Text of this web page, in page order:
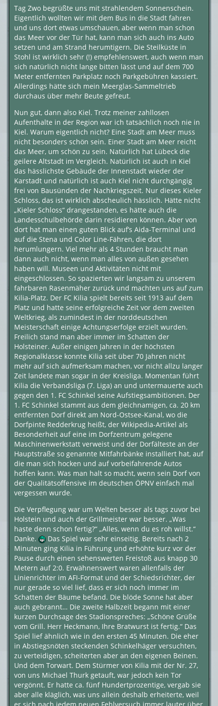
Tag Zwo begrüßte uns mit strahlendem Sonnenschein.
Eigentlich wollten wir mit dem Bus in die Stadt fahren
und uns dort etwas umschauen, aber wenn man schon
das Meer vor der Tür hat, kann man sich auch ins Auto
setzen und am Strand herumtigern. Die Steilküste in
Stohl ist wirklich sehr (!) empfehlenswert, auch wenn man
sich natürlich nicht lange bitten lässt und auf dem 700
Meter entfernten Parkplatz noch Parkgebühren kassiert.
Allerdings hätte sich mein Meerglas-Sammeltrieb
durchaus über mehr Beute gefreut.
Nun gut, dann also Kiel. Trotz meiner zahllosen
Aufenthalte in der Region war ich tatsächlich noch nie in
Kiel. Warum eigentlich nicht? Eine Stadt am Meer muss
nicht besonders schön sein. Einer Stadt am Meer reicht
das Meer, um schön zu sein. Natürlich hat Lübeck die
geilere Altstadt im Vergleich. Natürlich ist auch in Kiel
das hässlichste Gebäude der Innenstadt wieder der
Karstadt und natürlich ist auch Kiel nicht durchgängig
frei von Bausünden der Nachkriegszeit. Nur dieses Kieler
Schloss, das ist wirklich abscheulich hässlich. Hätte nicht
„Kieler Schloss“ drangestanden, es hätte auch die
Landesschulbehörde darin residieren können. Aber von
dort hat man einen guten Blick auf’s Aida-Terminal und
auf die Stena und Color Line-Fähren, die dort
herumlungern. Viel mehr als 4 Stunden braucht man
dann auch nicht, wenn man alles von außen gesehen
haben will. Museen und Aktivitäten nicht mit
eingeschlossen. So spazierten wir langsam zu unserem
fahrbaren Rasenmäher zurück und machten uns auf zum
Kilia-Platz. Der FC Kilia spielt bereits seit 1913 auf dem
Platz und hatte seine erfolgreiche Zeit vor dem zweiten
Weltkrieg, als zumindest in der norddeutschen
Meisterschaft einige Achtungserfolge erzielt wurden.
Freilich stand man aber immer im Schatten der
Holsteiner. Außer einigen Jahren in der höchsten
Regionalklasse konnte Kilia seit über 70 Jahren nicht
mehr auf sich aufmerksam machen, vor nicht allzu langer
Zeit landete man sogar in der Kreisliga. Momentan führt
Kilia die Verbandsliga (7. Liga) an und untermauerte auch
gegen den 1. FC Schinkel seine Aufstiegsambitionen. Der
1. FC Schinkel stammt aus dem gleichnamigen, ca. 20 km
entfernten Dorf direkt am Nord-Ostsee-Kanal, wo die
Dorfpinte Redderkrug heißt, der Wikipedia-Artikel als
Besonderheit auf eine im Dorfzentrum gelegene
Maschinenwerkstatt verweist und der Dorfälteste an der
Hauptstraße so genannte Mitfahrbänke installiert hat, auf
die man sich hocken und auf vorbeifahrende Autos
hoffen kann. Was man halt so macht, wenn sein Dorf von
der Qualitätsoffensive im deutschen ÖPNV einfach mal
vergessen wurde.
Die Verpflegung war um Welten besser als tags zuvor bei
Holstein und auch der Grillmeister war besser. „Was
haste denn schon fertig?“ „Alles, wenn du es roh willst.“
Danke.
Das Spiel war sehr einseitig. Bereits nach 2
Minuten ging Kilia in Führung und erhöhte kurz vor der
Pause durch einen sehenswerten Freistoß aus knapp 30
Metern auf 2:0. Erwähnenswert waren allenfalls der
Linienrichter im AFI-Format und der Schiedsrichter, der
nur gerade so viel lief, dass er sich noch immer im
Schatten der Bäume befand. Die blöde Sonne hat aber
auch gebrannt… Die zweite Halbzeit begann mit einer
kurzen Durchsage des Stadionspreches: „Schöne Grüße
vom Grill. Herr Heckmann, Ihre Bratwurst ist fertig.“ Das
Spiel lief ähnlich wie in den ersten 45 Minuten. Die eher
in Abstiegsnöten steckenden Schinkelhäger versuchten,
zu verteidigen, scheiterten aber an den eigenen Beinen.
Und dem Torwart. Dem Stürmer von Kilia mit der Nr. 27,
von uns Michael Thurk getauft, war jedoch kein Tor
vergönnt. Er hatte ca. fünf Hundertprozentige, vergab sie
aber alle kläglich, was uns allein deshalb erheiterte, weil